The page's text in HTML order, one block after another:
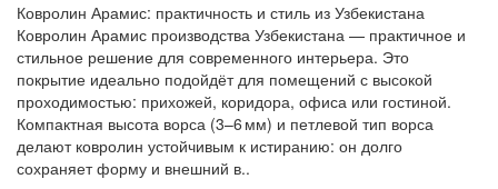
Ковролин Арамис: практичность и стиль из Узбекистана
Ковролин Арамис производства Узбекистана — практичное и
стильное решение для современного интерьера. Это
покрытие идеально подойдёт для помещений с высокой
проходимостью: прихожей, коридора, офиса или гостиной.
Компактная высота ворса (3–6 мм) и петлевой тип ворса
делают ковролин устойчивым к истиранию: он долго
сохраняет форму и внешний в..